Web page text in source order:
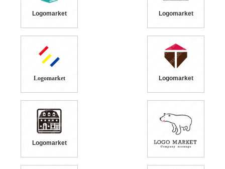
Logomarket Logomarket
Logomarket Logomarket
Logomarket